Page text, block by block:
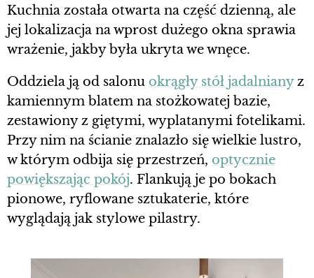
Kuchnia została otwarta na część dzienną, ale
jej lokalizacja na wprost dużego okna sprawia
wrażenie, jakby była ukryta we wnęce.
Oddziela ją od salonu okrągły stół jadalnianyz
kamiennym blatem na stożkowatej bazie,
zestawiony z giętymi, wyplatanymi fotelikami.
Przy nim na ścianie znalazło się wielkie lustro,
w którym odbija się przestrzeń, optycznie
powiększając pokój. Flankują je po bokach
pionowe, ryflowane sztukaterie, które
wyglądają jak stylowe pilastry.